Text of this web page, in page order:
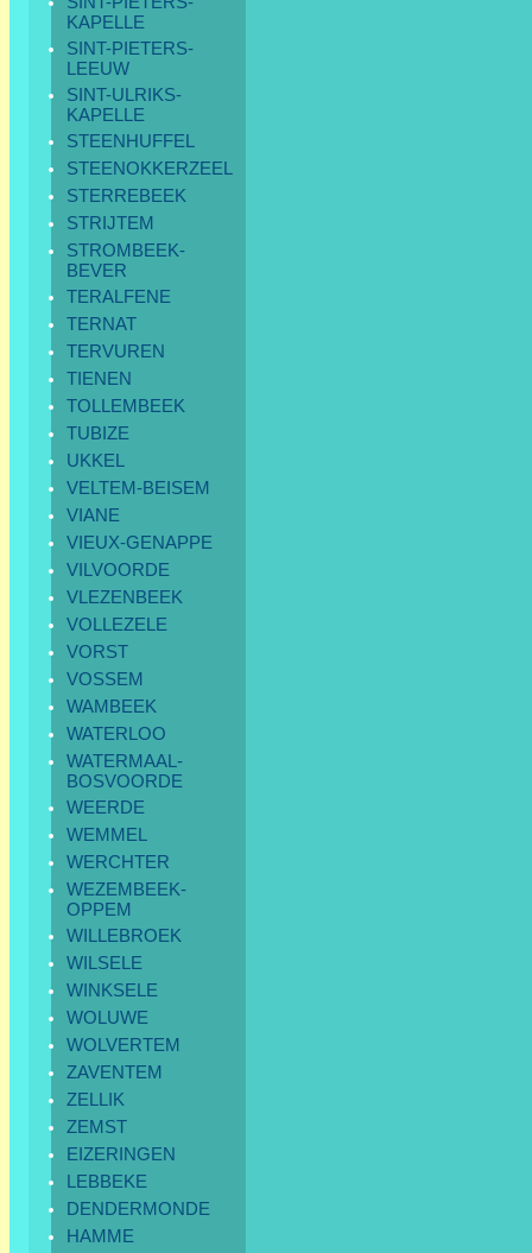
KAPELLE
SINT-PIETERS-
LEEUW
SINT-ULRIKS-
KAPELLE
STEENHUFFEL
STEENOKKERZEEL
STERREBEEK
STRIJTEM
STROMBEEK-
BEVER
TERALFENE
TERNAT
TERVUREN
TIENEN
TOLLEMBEEK
TUBIZE
UKKEL
VELTEM-BEISEM
VIANE
VIEUX-GENAPPE
VILVOORDE
VLEZENBEEK
VOLLEZELE
VORST
VOSSEM
WAMBEEK
WATERLOO
WATERMAAL-
BOSVOORDE
WEERDE
WEMMEL
WERCHTER
WEZEMBEEK-
OPPEM
WILLEBROEK
WILSELE
WINKSELE
WOLUWE
WOLVERTEM
ZAVENTEM
ZELLIK
ZEMST
EIZERINGEN
LEBBEKE
DENDERMONDE
HAMME